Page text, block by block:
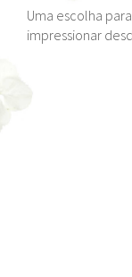
Uma escolha
impressionar